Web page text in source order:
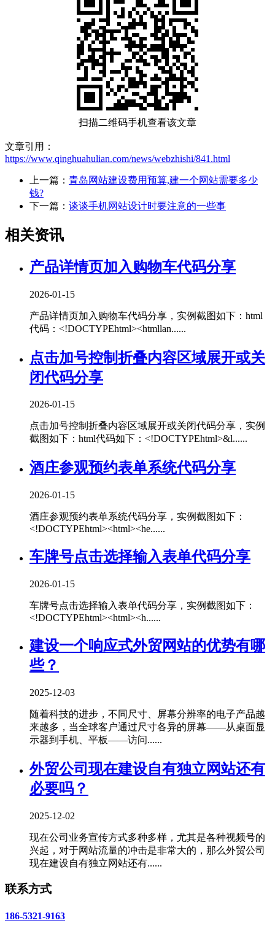
扫描二维码手机查看该文章
文章引用：
https://www.qinghuahulian.com/news/webzhishi/841.html
上一篇： 青岛网站建设费用预算,建一个网站需要多少
钱?
下一篇： 谈谈手机网站设计时要注意的一些事
相关资讯
产品详情页加入购物车代码分享
2026-01-15
产品详情页加入购物车代码分享，实例截图如下：html
代码：<!DOCTYPEhtml><htmllan......
点击加号控制折叠内容区域展开或关
闭代码分享
2026-01-15
点击加号控制折叠内容区域展开或关闭代码分享，实例
截图如下：html代码如下：<!DOCTYPEhtml>&l......
酒庄参观预约表单系统代码分享
2026-01-15
酒庄参观预约表单系统代码分享，实例截图如下：
<!DOCTYPEhtml><html><he......
车牌号点击选择输入表单代码分享
2026-01-15
车牌号点击选择输入表单代码分享，实例截图如下：
<!DOCTYPEhtml><html><h......
建设一个响应式外贸网站的优势有哪
些？
2025-12-03
随着科技的进步，不同尺寸、屏幕分辨率的电子产品越
来越多，当全球客户通过尺寸各异的屏幕——从桌面显
示器到手机、平板——访问......
外贸公司现在建设自有独立网站还有
必要吗？
2025-12-02
现在公司业务宣传方式多种多样，尤其是各种视频号的
兴起，对于网站流量的冲击是非常大的，那么外贸公司
现在建设自有独立网站还有......
联系方式
186-5321-9163